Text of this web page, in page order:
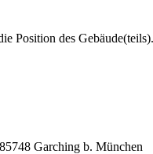
Position des
Garching b. München